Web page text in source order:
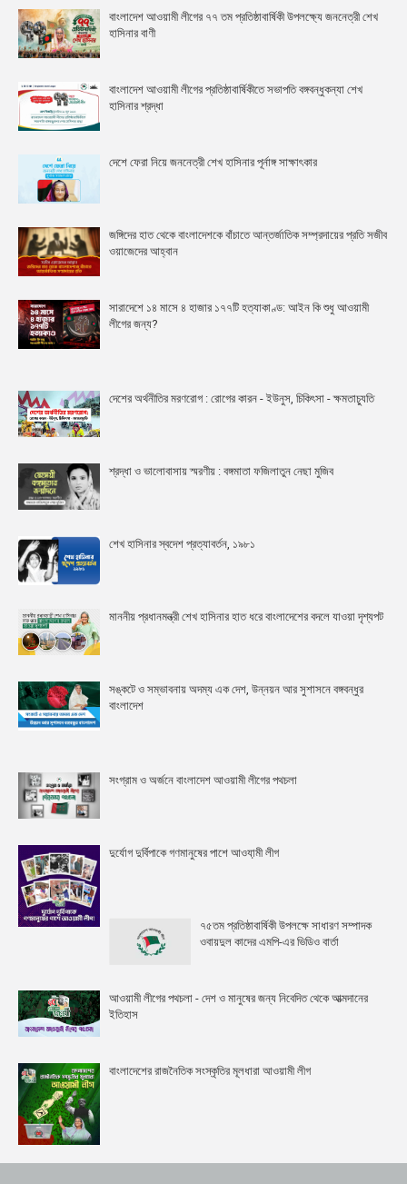
বাংলাদেশ আওয়ামী লীগের ৭৭ তম প্রতিষ্ঠাবার্ষিকী উপলক্ষ্যে জননেত্রী শেখ
হাসিনার বাণী
বাংলাদেশ আওয়ামী লীগের প্রতিষ্ঠাবার্ষিকীতে সভাপতি বঙ্গবন্ধুকন্যা শেখ
হাসিনার শ্রদ্ধা
দেশে ফেরা নিয়ে জননেত্রী শেখ হাসিনার পূর্নাঙ্গ সাক্ষাৎকার
জঙ্গিদের হাত থেকে বাংলাদেশকে বাঁচাতে আন্তর্জাতিক সম্প্রদায়ের প্রতি সজীব
ওয়াজেদের আহ্বান
সারাদেশে ১৪ মাসে ৪ হাজার ১৭৭টি হত্যাকাণ্ড: আইন কি শুধু আওয়ামী
লীগের জন্য?
দেশের অর্থনীতির মরণরোগ : রোগের কারন - ইউনুস, চিকিৎসা - ক্ষমতাচ্যুতি
শ্রদ্ধা ও ভালোবাসায় স্মরণীয় : বঙ্গমাতা ফজিলাতুন নেছা মুজিব
শেখ হাসিনার স্বদেশ প্রত্যাবর্তন, ১৯৮১
মাননীয় প্রধানমন্ত্রী শেখ হাসিনার হাত ধরে বাংলাদেশের বদলে যাওয়া দৃশ্যপট
সঙ্কটে ও সম্ভাবনায় অদম্য এক দেশ, উন্নয়ন আর সুশাসনে বঙ্গবন্ধুর
বাংলাদেশ
সংগ্রাম ও অর্জনে বাংলাদেশ আওয়ামী লীগের পথচলা
দুর্যোগ দুর্বিপাকে গণমানুষের পাশে আওযা়মী লীগ
৭৫তম প্রতিষ্ঠাবার্ষিকী উপলক্ষে সাধারণ সম্পাদক
ওবায়দুল কাদের এমপি-এর ভিডিও বার্তা
আওয়ামী লীগের পথচলা - দেশ ও মানুষের জন্য নিবেদিত থেকে আত্মদানের
ইতিহাস
বাংলাদেশের রাজনৈতিক সংস্কৃতির মূলধারা আওয়ামী লীগ